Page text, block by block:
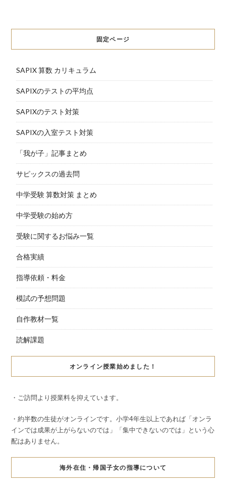
固定ページ
SAPIX 算数 カリキュラム
SAPIXのテストの平均点
SAPIXのテスト対策
SAPIXの入室テスト対策
「我が子」記事まとめ
サピックスの過去問
中学受験 算数対策 まとめ
中学受験の始め方
受験に関するお悩み一覧
合格実績
指導依頼・料金
模試の予想問題
自作教材一覧
読解課題
オンライン授業始めました！
・ご訪問より授業料を抑えています。
・約半数の生徒がオンラインです。小学4年生以上であれば「オンラ
インでは成果が上がらないのでは」「集中できないのでは」という心
配はありません。
海外在住・帰国子女の指導について